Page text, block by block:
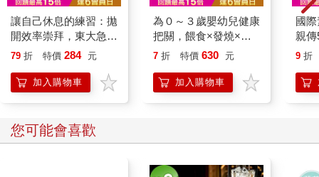
讓自己休息的練習：拋
開效率崇拜，東大急診
名醫寫給焦慮世代的心
79 折 特價 284 元
加入購物車
為０～３歲嬰幼兒健康
把關，餵食×發燒×意
外預防×用藥×居家照
敏性鼻炎×氣喘×過敏
性結膜炎 套書(共2本)
7 折 特價 630 元
加入購物車
國
親
本)
素
藝
9 折
您可能會喜歡